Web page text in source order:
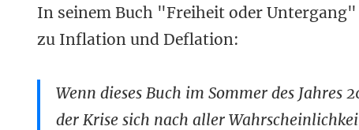
In seinem Buch "Freiheit oder Untergang"
zu Inflation und Deflation:
Wenn dieses Buch im Sommer des
der Krise sich nach aller